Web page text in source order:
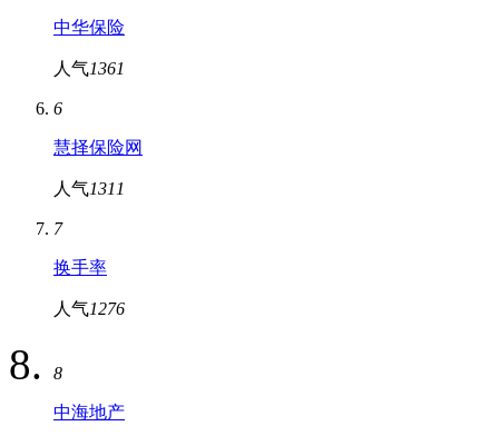
中华保险
人气1361
6
慧择保险网
人气1311
7
换手率
人气1276
8
中海地产